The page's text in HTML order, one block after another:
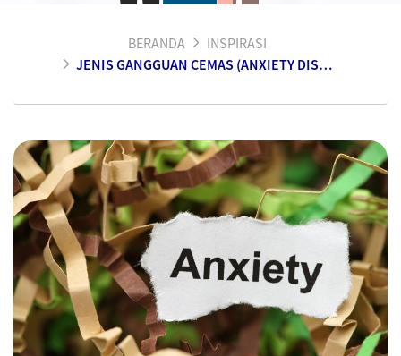
BERANDA
INSPIRASI
JENIS GANGGUAN CEMAS (ANXIETY DISORDER) YANG DAPAT MENGANCAM KESEHATAN